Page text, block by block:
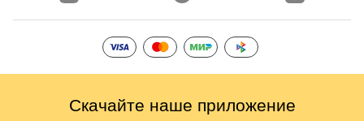
Скачайте наше приложение